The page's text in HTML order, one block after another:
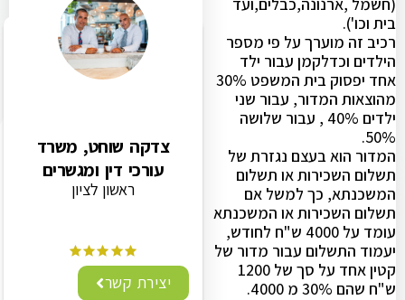
בית וכו').
רכיב זה מוערך על פי מספר
הילדים וכדלקמן עבור ילד
אחד יפסוק בית המשפט 30%
מהוצאות המדור, עבור שני
ילדים 40% , עבור שלושה
50%.
המדור הוא בעצם נגזרת של
תשלום השכירות או תשלום
המשכנתא, כך למשל אם
תשלום השכירות או המשכנתא
עומד על 4000 ש"ח לחודש,
יעמוד התשלום עבור מדור של
קטין אחד על סך של 1200
ש"ח שהם 30% מ 4000.
צדקה שוחט, משרד
עורכי דין ומגשרים
ראשון לציון
יצירת קשר